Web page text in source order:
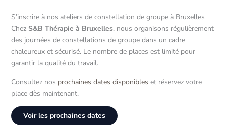
S’inscrire à nos ateliers de constellation de groupe à Bruxelles
Chez S&B Thérapie à Bruxelles, nous organisons régulièrement
des journées de constellations de groupe dans un cadre
chaleureux et sécurisé. Le nombre de places est limité pour
garantir la qualité du travail.
Consultez nos prochaines dates disponibles et réservez votre
place dès maintenant.
Voir les prochaines dates